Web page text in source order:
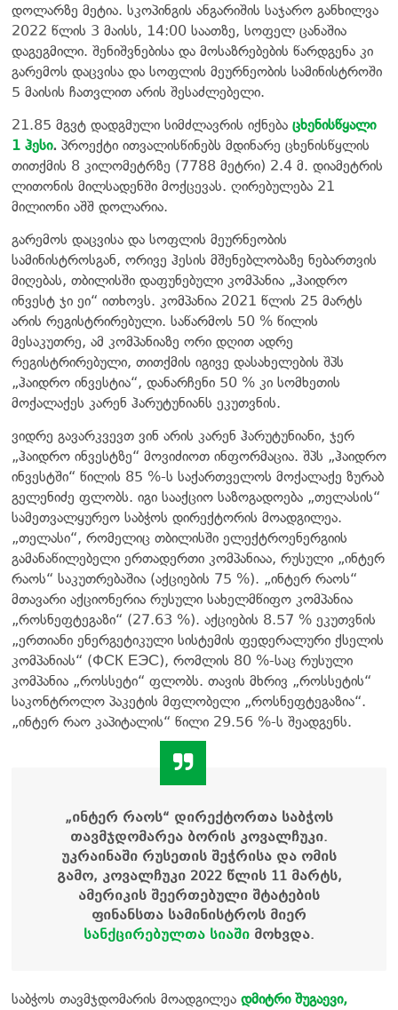
დოლარზე მეტია. სკოპინგის ანგარიშის საჯარო განხილვა
2022 წლის 3 მაისს, 14:00 საათზე, სოფელ ცანაშია
დაგეგმილი. შენიშვნებისა და მოსაზრებების წარდგენა კი
გარემოს დაცვისა და სოფლის მეურნეობის სამინისტროში
5 მაისის ჩათვლით არის შესაძლებელი.
21.85 მგვტ დადგმული სიმძლავრის იქნება ცხენისწყალი
1 ჰესი. პროექტი ითვალისწინებს მდინარე ცხენისწყლის
თითქმის 8 კილომეტრზე (7788 მეტრი) 2.4 მ. დიამეტრის
ლითონის მილსადენში მოქცევას. ღირებულება 21
მილიონი აშშ დოლარია.
გარემოს დაცვისა და სოფლის მეურნეობის
სამინისტროსგან, ორივე ჰესის მშენებლობაზე ნებართვის
მიღებას, თბილისში დაფუნებული კომპანია „ჰაიდრო
ინვესტ ჯი ეი“ ითხოვს. კომპანია 2021 წლის 25 მარტს
არის რეგისტრირებული. საწარმოს 50 % წილის
მესაკუთრე, ამ კომპანიაზე ორი დღით ადრე
რეგისტრირებული, თითქმის იგივე დასახელების შპს
„ჰაიდრო ინვესტია“, დანარჩენი 50 % კი სომხეთის
მოქალაქეს კარენ ჰარუტუნიანს ეკუთვნის.
ვიდრე გავარკვევთ ვინ არის კარენ ჰარუტუნიანი, ჯერ
„ჰაიდრო ინვესტზე“ მოვიძიოთ ინფორმაცია. შპს „ჰაიდრო
ინვესტში“ წილის 85 %-ს საქართველოს მოქალაქე ზურაბ
გელენიძე ფლობს. იგი სააქციო საზოგადოება „თელასის“
სამეთვალყურეო საბჭოს დირექტორის მოადგილეა.
„თელასი“, რომელიც თბილისში ელექტროენერგიის
გამანაწილებელი ერთადერთი კომპანიაა, რუსული „ინტერ
რაოს“ საკუთრებაშია (აქციების 75 %). „ინტერ რაოს“
მთავარი აქციონერია რუსული სახელმწიფო კომპანია
„როსნეფტეგაზი“ (27.63 %). აქციების 8.57 % ეკუთვნის
„ერთიანი ენერგეტიკული სისტემის ფედერალური ქსელის
კომპანიას“ (ФСК ЕЭС), რომლის 80 %-საც რუსული
კომპანია „როსსეტი“ ფლობს. თავის მხრივ „როსსეტის“
საკონტროლო პაკეტის მფლობელი „როსნეფტეგაზია“.
„ინტერ რაო კაპიტალის“ წილი 29.56 %-ს შეადგენს.
„ინტერ რაოს“ დირექტორთა საბჭოს
თავმჯდომარეა ბორის კოვალჩუკი.
უკრაინაში რუსეთის შეჭრისა და ომის
გამო, კოვალჩუკი 2022 წლის 11 მარტს,
ამერიკის შეერთებული შტატების
ფინანსთა სამინისტროს მიერ
სანქცირებულთა სიაში მოხვდა.
საბჭოს თავმჯდომარის მოადგილეა დმიტრი შუგაევი,